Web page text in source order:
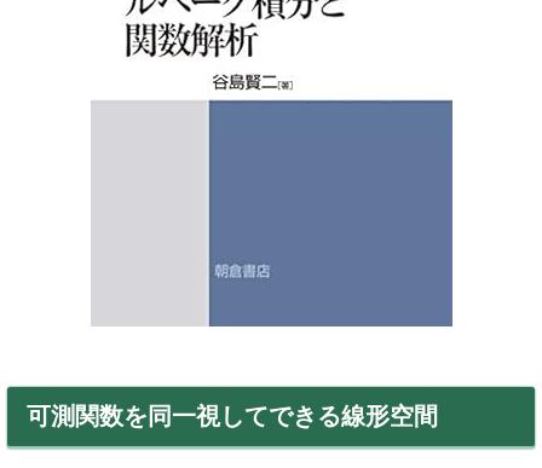
可測関数を同一視してできる線形空間